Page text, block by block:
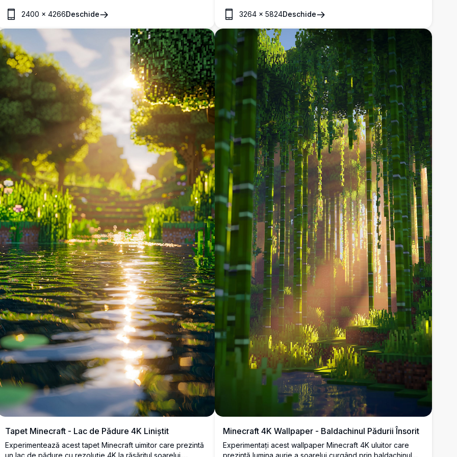
2400 ×4266Deschide
3264× 5824Deschide
Tapet Minecraft - Lac de Pădure 4K Liniștit
Experimentează acest tapet Minecraft uimitor care prezintă
un lac de pădure cu rezoluție 4K la răsăritul soarelui.
Minecraft 4K Wallpaper - Baldachinul Pădurii Însorit
Experimentați acest wallpaper Minecraft 4K uluitor care
prezintă lumina aurie a soarelui curgând prin baldachinul